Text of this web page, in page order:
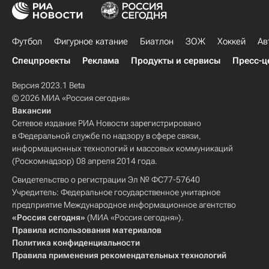
Брэндон Боченски
Андрей Стась
Григорий Панин
Евгений Медведев
Дмитрий Кугрышев
Илья Зубов
Сергей Мозякин
Джеффри Кинрейд
Юхан Сундстрём
Данис Зарипов
Войтек Вольский
Александр Сёмин
Антон Ландер
Дастин Бойд
Денис Денисов
Андрей Костицын
Шанхайские драконы
Локомотив (Ярославль)
Витязь
Металлург (Новокузнецк)
Северсталь
Амур
Медвешчак
Салават Юлаев
Авангард
Металлург (Магнитогорск)
Ак Барс
Владислав Гавриков
Максим Шалунов
Константин Окулов
Кирилл Капризов
Никита Нестеров
Виктор Антипин
Максим Карпов
Алексей Марченко
Сергей Шумаков
Никита Гусев
Евгений Дадонов
Роман Любимов
Футбол Фигурное катание Биатлон ЗОЖ Хоккей
Спецпроекты
Реклама Продукты и сервисы Пресс-
Версия 2023.1 Beta
© 2026 МИА «Россия сегодня»
Вакансии
Сетевое издание РИА Новости зарегистрировано
в Федеральной службе по надзору в сфере связи,
информационных технологий и массовых коммуникаций
(Роскомнадзор) 08 апреля 2014 года.
Свидетельство о регистрации Эл № ФС77-57640
Учредитель: Федеральное государственное унитарное
предприятие Международное информационное агентство
«Россия сегодня» (МИА «Россия сегодня»).
Правила использования материалов
Политика конфиденциальности
Правила применения рекомендательных технологий